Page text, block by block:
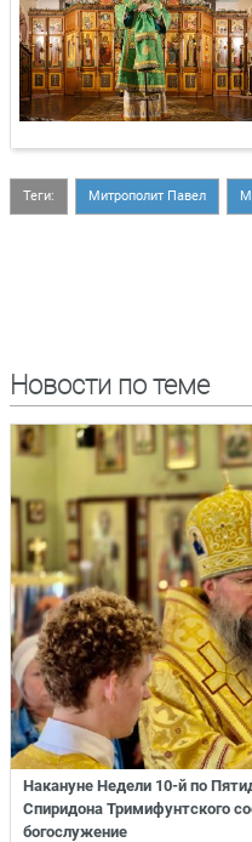
Теги: Митрополит Павел
Новости по теме
Накануне Недели 10-й по
Спиридона Тримифунтского
богослужение